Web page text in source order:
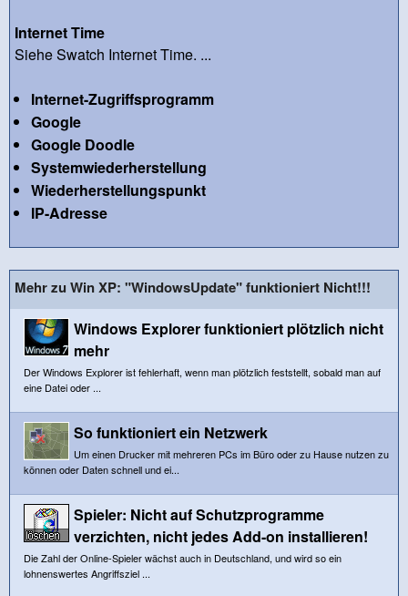
Internet Time
Siehe Swatch Internet Time. ...
Internet-Zugriffsprogramm
Google
Google Doodle
Systemwiederherstellung
Wiederherstellungspunkt
IP-Adresse
Mehr zu Win XP: "WindowsUpdate" funktioniert Nicht!!!
Windows Explorer funktioniert plötzlich nicht
mehr
Der Windows Explorer ist fehlerhaft, wenn man plötzlich feststellt, sobald man auf
eine Datei oder ...
So funktioniert ein Netzwerk
Um einen Drucker mit mehreren PCs im Büro oder zu Hause nutzen zu
können oder Daten schnell und ei...
Spieler: Nicht auf Schutzprogramme
verzichten, nicht jedes Add-on installieren!
Die Zahl der Online-Spieler wächst auch in Deutschland, und wird so ein
lohnenswertes Angriffsziel ...